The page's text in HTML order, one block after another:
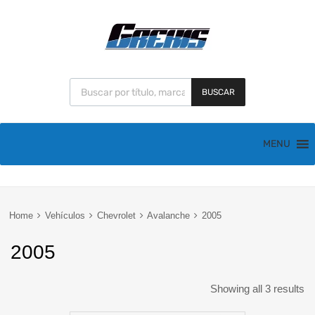
BUSCAR
MENU
Home Vehículos Chevrolet Avalanche 2005
2005
Showing all 3 results